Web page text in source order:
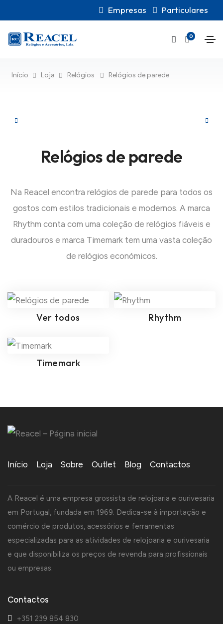
Empresas Particulares
0
Início Loja Relógios Relógios de parede
Relógios de parede
Na Reacel encontra relógios de parede para todos os
gostos com estilos tradicionais e modernos. A marca
Rhythm conta com uma coleção de relógios fiáveis e
duradouros e marca Timemark tem uma vasta coleção
de relógios económicos.
Ver todos Rhythm
Timemark
Início Loja Sobre Outlet Blog Contactos
A Reacel é uma empresa grossista de relojoaria e ourivesaria
em Portugal, fundada em 1969. Dedica-se à importação e
comércio de produtos, acessórios e ferramentas
especializadas para as atividades de relojoaria e ourivesaria
e que disponibiliza os preços de revenda para profissionais
ou empresas.
Contactos
+351 239 854 830